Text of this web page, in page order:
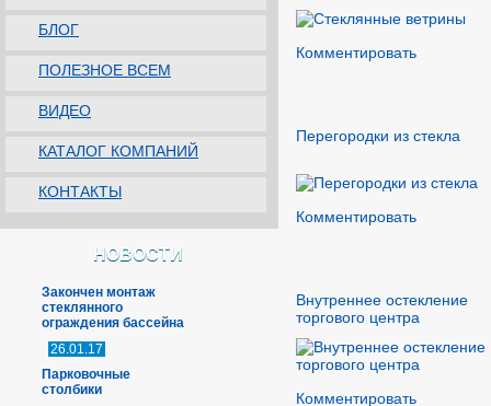
БЛОГ
ПОЛЕЗНОЕ ВСЕМ
ВИДЕО
КАТАЛОГ КОМПАНИЙ
КОНТАКТЫ
НОВОСТИ
Закончен монтаж
стеклянного
ограждения бассейна
26.01.17
Парковочные
столбики
Комментировать
Перегородки из стекла
Комментировать
Внутреннее остекление
торгового центра
Комментировать